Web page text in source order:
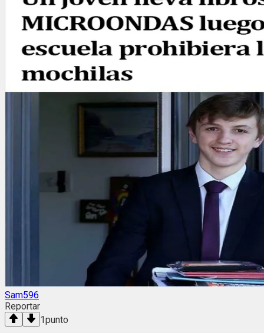
Sam596
Reportar
1punto